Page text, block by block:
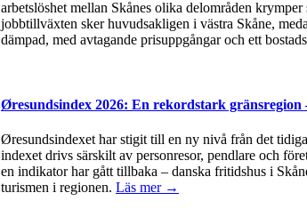
arbetslöshet mellan Skånes olika delområden
jobbtillväxten sker huvudsakligen i västra Skåne,
dämpad, med avtagande prisuppgångar och ett
Øresundsindex 2026: En rekordstark
Øresundsindexet har stigit till en ny nivå från det
indexet drivs särskilt av personresor, pendlare och
en indikator har gått tillbaka – danska fritidshus i
turismen i regionen. Läs mer →